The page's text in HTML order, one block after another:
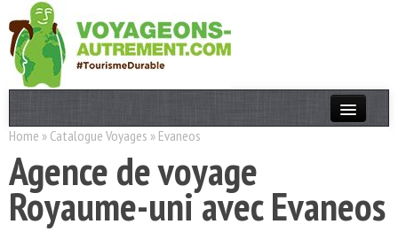
Actualités
T. Responsable
Destinations
Home » Catalogue Voyages » Evaneos
Agence de voyage
Royaume-uni avec Evaneos